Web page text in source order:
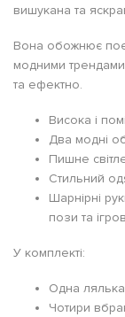
вишукана та
Вона обожнює
модними
та ефектно.
Висока і
Два модні
Пишне
Стильний
Шарнірні
пози та
У комплекті:
Одна лялька
Чотири